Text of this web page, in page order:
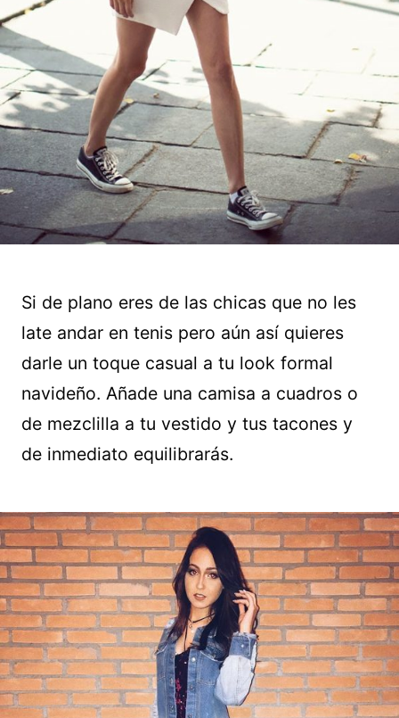
Si de plano eres de las chicas que no les
late andar en tenis pero aún así quieres
darle un toque casual a tu look formal
navideño. Añade una camisa a cuadros o
de mezclilla a tu vestido y tus tacones y
de inmediato equilibrarás.